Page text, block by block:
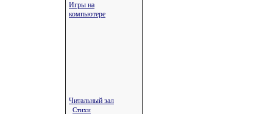
Игры на
компьютере
Читальный зал
Стихи